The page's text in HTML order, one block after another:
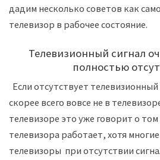
дадим несколько советов как
телевизор в рабочее состояние.
Телевизионный сигнал
полностью
Если отсутствует
скорее всего вовсе не в
телевизоре это уже говорит о
телевизора работает, хотя
телевизоры при отсутствии